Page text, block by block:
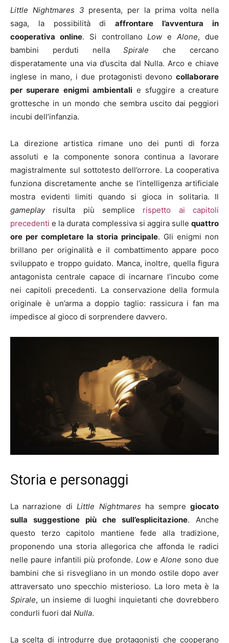
Little Nightmares 3 presenta, per la prima volta nella
saga, la possibilità diaffrontare l’avventura in
cooperativa online. Si controllanoLow eAlone, due
bambini perduti nellaSpirale che cercano
disperatamente una via d’uscita dal Nulla. Arco e chiave
inglese in mano, i due protagonisti devono collaborare
per superare enigmi ambientalie sfuggire a creature
grottesche in un mondo che sembra uscito dai peggiori
incubi dell’infanzia.
La direzione artistica rimane uno dei punti di forza
assoluti e la componente sonora continua a lavorare
magistralmente sul sottotesto dell’orrore. La cooperativa
funziona discretamente anche se l’intelligenza artificiale
mostra evidenti limiti quando si gioca in solitaria. Il
gameplayrisulta più semplice rispetto ai capitoli
precedenti e la durata complessiva si aggira sulle quattro
ore per completare la storia principale. Gli enigmi non
brillano per originalità e il combattimento appare poco
sviluppato e troppo guidato. Manca, inoltre, quella figura
antagonista centrale capace di incarnare l’incubo come
nei capitoli precedenti. La conservazione della formula
originale è un’arma a doppio taglio: rassicura i fan ma
impedisce al gioco di sorprendere davvero.
Storia e personaggi
La narrazione diLittle Nightmares ha sempregiocato
sulla suggestione più che sull’esplicitazione. Anche
questo terzo capitolo mantiene fede alla tradizione,
proponendo una storia allegorica che affonda le radici
nelle paure infantili più profonde. LoweAlone sono due
bambini che si risvegliano in un mondo ostile dopo aver
attraversato uno specchio misterioso. La loro meta è la
Spirale, un insieme di luoghi inquietanti che dovrebbero
condurli fuori dal Nulla.
La scelta di introdurre due protagonisti che cooperano